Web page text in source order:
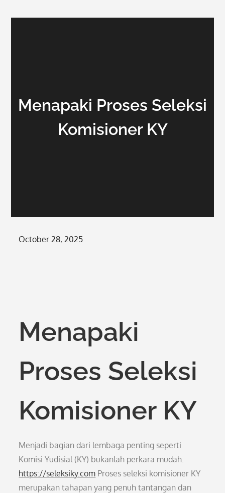
Menapaki Proses Seleksi
Komisioner KY
Posted
October 28, 2025
Menapaki
Proses Seleksi
Komisioner KY
Menjadi bagian dari lembaga penting seperti
Komisi Yudisial (KY) bukanlah perkara mudah.
https://seleksiky.com Proses seleksi komisioner KY
merupakan tahapan yang penuh tantangan dan